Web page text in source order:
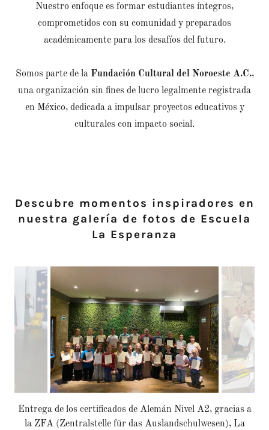
Nuestro enfoque es formar estudiantes íntegros,
comprometidos con su comunidad y preparados
académicamente para los desafíos del futuro.
Somos parte de la Fundación Cultural del Noroeste A.C.,
una organización sin fines de lucro legalmente registrada
en México, dedicada a impulsar proyectos educativos y
culturales con impacto social.
Descubre momentos inspiradores en
nuestra galería de fotos de Escuela
La Esperanza
Entrega de los certificados de Alemán Nivel A2, gracias a
la ZFA (Zentralstelle für das Auslandschulwesen), La